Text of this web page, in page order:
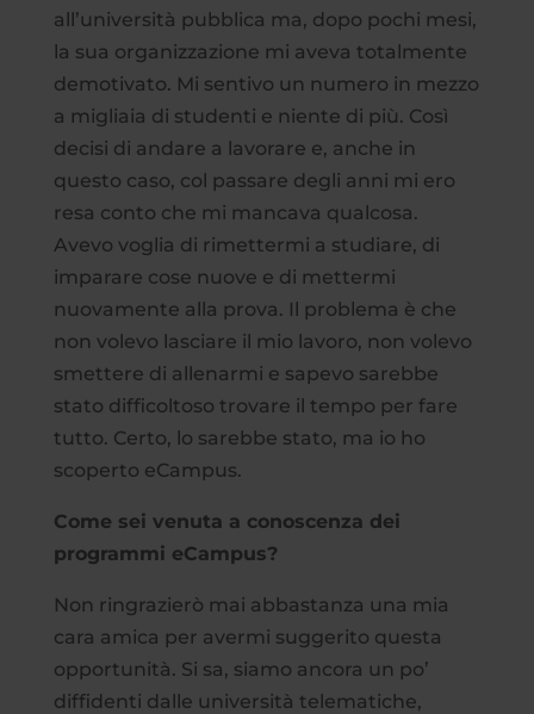
all’università pubblica ma, dopo pochi mesi,
la sua organizzazione mi aveva totalmente
demotivato. Mi sentivo un numero in mezzo
a migliaia di studenti e niente di più. Così
decisi di andare a lavorare e, anche in
questo caso, col passare degli anni mi ero
resa conto che mi mancava qualcosa.
Avevo voglia di rimettermi a studiare, di
imparare cose nuove e di mettermi
nuovamente alla prova. Il problema è che
non volevo lasciare il mio lavoro, non volevo
smettere di allenarmi e sapevo sarebbe
stato difficoltoso trovare il tempo per fare
tutto. Certo, lo sarebbe stato, ma io ho
scoperto eCampus.
Come sei venuta a conoscenza dei
programmi eCampus?
Non ringrazierò mai abbastanza una mia
cara amica per avermi suggerito questa
opportunità. Si sa, siamo ancora un po’
diffidenti dalle università telematiche,